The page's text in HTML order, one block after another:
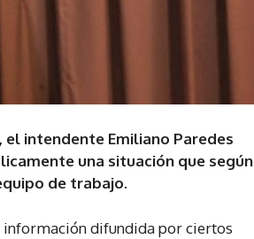
el intendente Emiliano Paredes
una situación que según
de trabajo.
información difundida por ciertos